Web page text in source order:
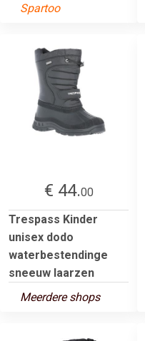
Spartoo
€ 44.00
Trespass Kinder
unisex dodo
waterbestendinge
sneeuw laarzen
Meerdere shops